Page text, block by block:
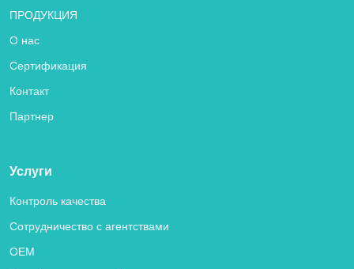
ПРОДУКЦИЯ
О нас
Сертификация
Контакт
Партнер
Услуги
Контроль качества
Сотрудничество с агентствами
OEM